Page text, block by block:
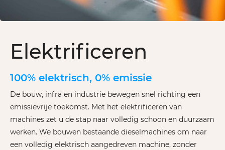
Elektrificeren
100% elektrisch, 0% emissie
De bouw, infra en industrie bewegen snel richting een
emissievrije toekomst. Met het elektrificeren van
machines zet u de stap naar volledig schoon en duurzaam
werken. We bouwen bestaande dieselmachines om naar
een volledig elektrisch aangedreven machine, zonder